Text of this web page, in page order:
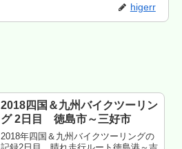
higerr
2018四国＆九州バイクツーリン
グ 2日目 徳島市～三好市
2018年四国＆九州バイクツーリングの